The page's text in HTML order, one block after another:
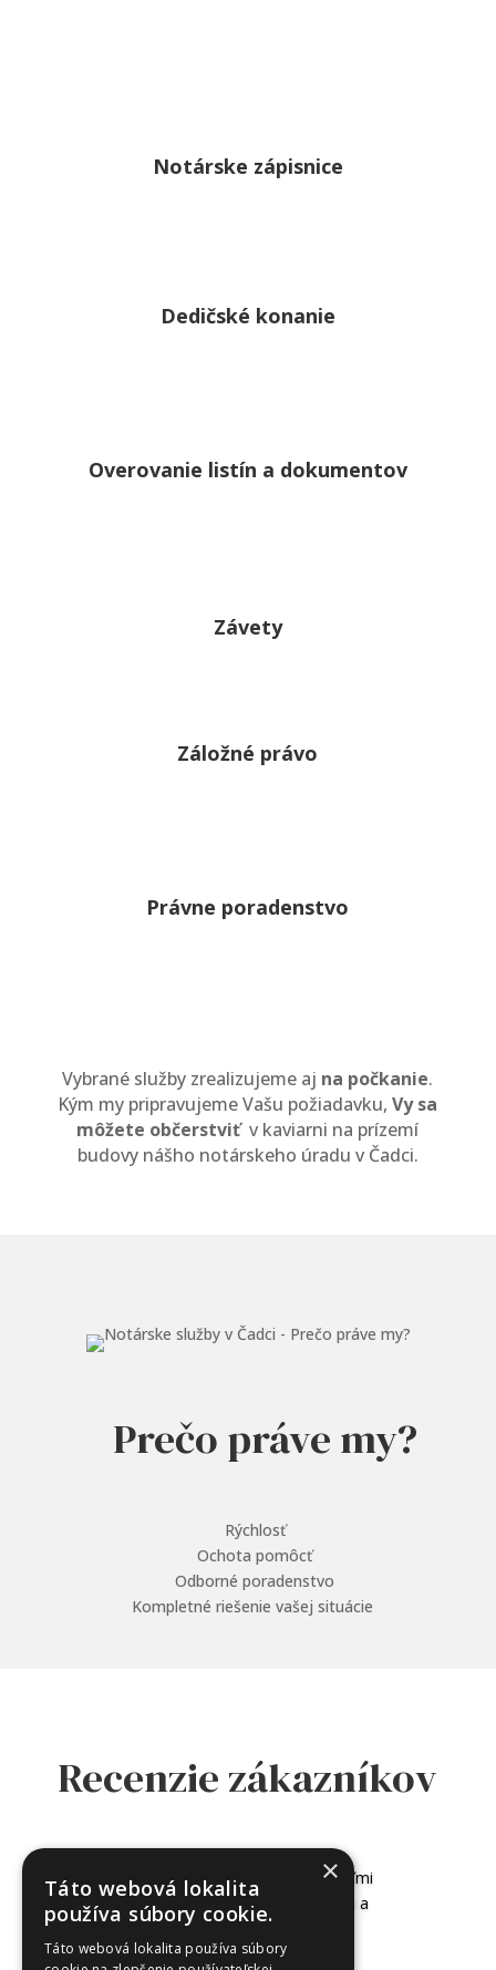
Notárske zápisnice
Dedičské konanie
Overovanie listín a dokumentov
Závety
Záložné právo
Právne poradenstvo
Vybrané služby zrealizujeme aj na počkanie.
Kým my pripravujeme Vašu požiadavku,Vy sa
môžete občerstviť v kaviarni na prízemí
budovy nášho notárskeho úradu v Čadci.
Prečo práve my?
Rýchlosť
Ochota pomôcť
Odborné poradenstvo
Kompletné riešenie vašej situácie
Recenzie zákazníkov
Bol som tam už štyri krát. Sú veľmi
profesionálni, príjemní, efektívni a
ochotní. Odporúčam.
×
Táto webová lokalita
používa súbory cookie.
Táto webová lokalita používa súbory